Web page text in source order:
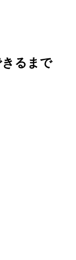
るまで